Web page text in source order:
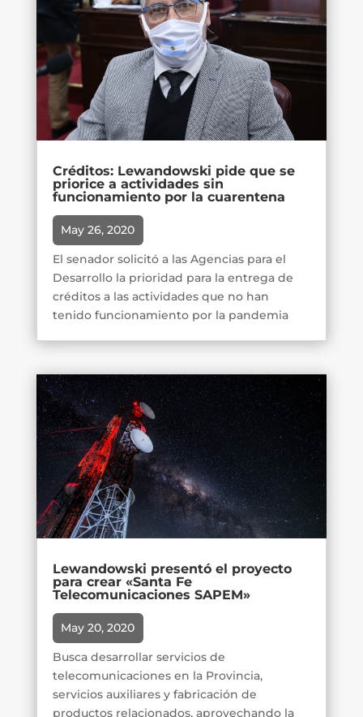
Créditos: Lewandowski pide que se
priorice a actividades sin
funcionamiento por la cuarentena
May 26, 2020
El senador solicitó a las Agencias para el
Desarrollo la prioridad para la entrega de
créditos a las actividades que no han
tenido funcionamiento por la pandemia
Lewandowski presentó el proyecto
para crear «Santa Fe
Telecomunicaciones SAPEM»
May 20, 2020
Busca desarrollar servicios de
telecomunicaciones en la Provincia,
servicios auxiliares y fabricación de
productos relacionados, aprovechando la